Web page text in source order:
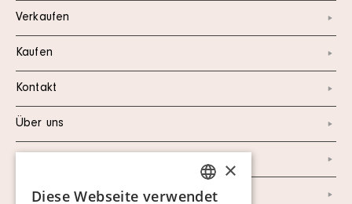
Verkaufen
Kaufen
Kontakt
Über uns
Facebook SWEDISH
×
Diese Webseite verwendet